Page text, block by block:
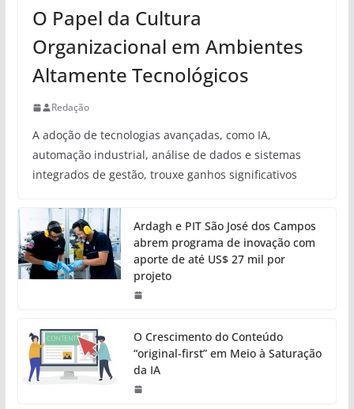
O Papel da Cultura
Organizacional em Ambientes
Altamente Tecnológicos
Redação
A adoção de tecnologias avançadas, como IA,
automação industrial, análise de dados e sistemas
integrados de gestão, trouxe ganhos significativos
Ardagh e PIT São José dos Campos
abrem programa de inovação com
aporte de até US$ 27 mil por
projeto
O Crescimento do Conteúdo
“original-first” em Meio à Saturação
da IA